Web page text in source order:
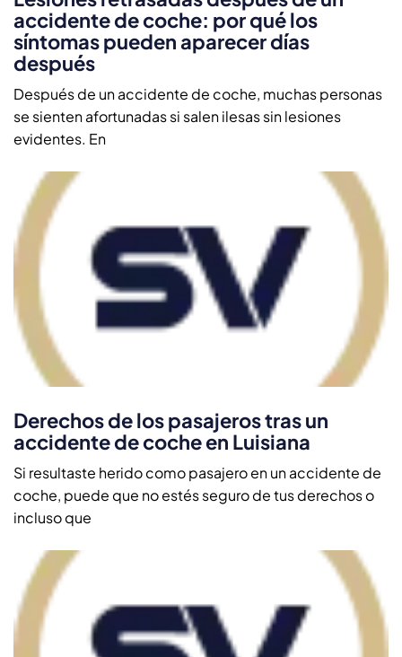
accidente de coche: por qué los
síntomas pueden aparecer días
después
Después de un accidente de coche, muchas personas
se sienten afortunadas si salen ilesas sin lesiones
evidentes. En
Derechos de los pasajeros tras un
accidente de coche en Luisiana
Si resultaste herido como pasajero en un accidente de
coche, puede que no estés seguro de tus derechos o
incluso que